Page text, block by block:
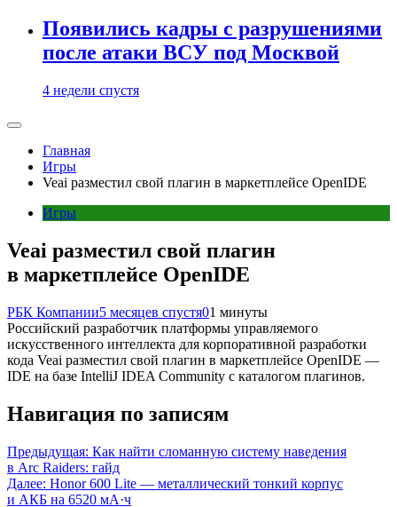
Появились кадры с разрушениями
после атаки ВСУ под Москвой
4 недели спустя
Главная
Игры
Veai разместил свой плагин в маркетплейсе OpenIDE
Игры
Veai разместил свой плагин
в маркетплейсе OpenIDE
РБК Компании5 месяцев спустя01 минуты
Российский разработчик платформы управляемого
искусственного интеллекта для корпоративной разработки
кода Veai разместил свой плагин в маркетплейсе OpenIDE —
IDE на базе IntelliJ IDEA Community с каталогом плагинов.
Навигация по записям
Предыдущая: Как найти сломанную систему наведения
в Arc Raiders: гайд
Далее: Honor 600 Lite — металлический тонкий корпус
и АКБ на 6520 мА·ч